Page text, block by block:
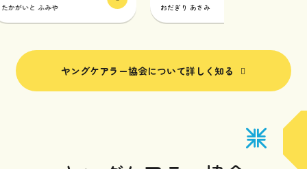
いと ふみや おだぎり あさみ
ヤングケアラー協会について詳しく知る